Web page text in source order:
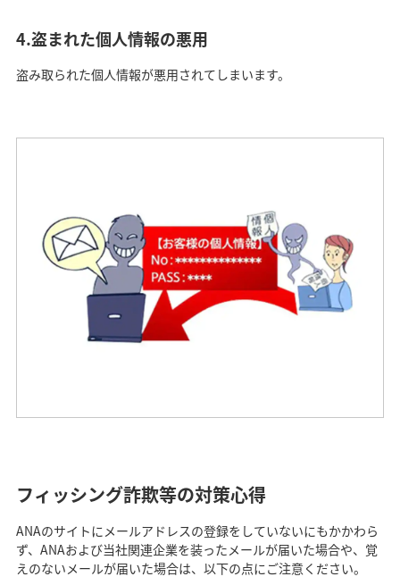
4.盗まれた個人情報の悪用
盗み取られた個人情報が悪用されてしまいます。
フィッシング詐欺等の対策心得
ANAのサイトにメールアドレスの登録をしていないにもかかわら
ず、ANAおよび当社関連企業を装ったメールが届いた場合や、覚
えのないメールが届いた場合は、以下の点にご注意ください。